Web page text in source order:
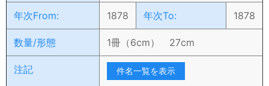
年次From: 1878 年次To: 1878
数量/形態 1冊（6cm） 27cm
注記 件名一覧を表示